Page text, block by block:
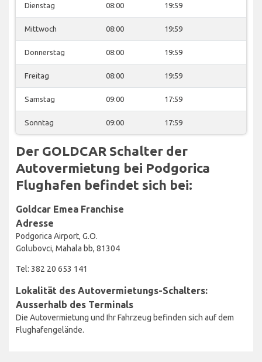
Dienstag 08:00 19:59
Mittwoch 08:00 19:59
Donnerstag 08:00 19:59
Freitag 08:00 19:59
Samstag 09:00 17:59
Sonntag 09:00 17:59
Der GOLDCAR Schalter der
Autovermietung bei Podgorica
Flughafen befindet sich bei:
Goldcar Emea Franchise
Adresse
Podgorica Airport, G.O.
Golubovci, Mahala bb, 81304
Tel: 382 20 653 141
Lokalität des Autovermietungs-Schalters:
Ausserhalb des Terminals
Die Autovermietung und Ihr Fahrzeug befinden sich auf dem
Flughafengelände.